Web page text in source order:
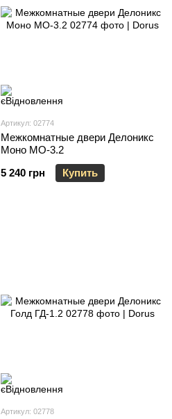
Артикул: 02774
Межкомнатные двери Делоникс
Моно МО-3.2
5 240 грн
Купить
Артикул: 02778